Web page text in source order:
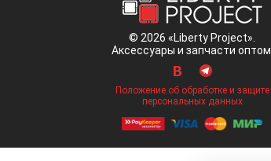
© 2026 «Liberty Project».
Аксессуары и запчасти оптом.
Положение об обработке и защите
персональных данных